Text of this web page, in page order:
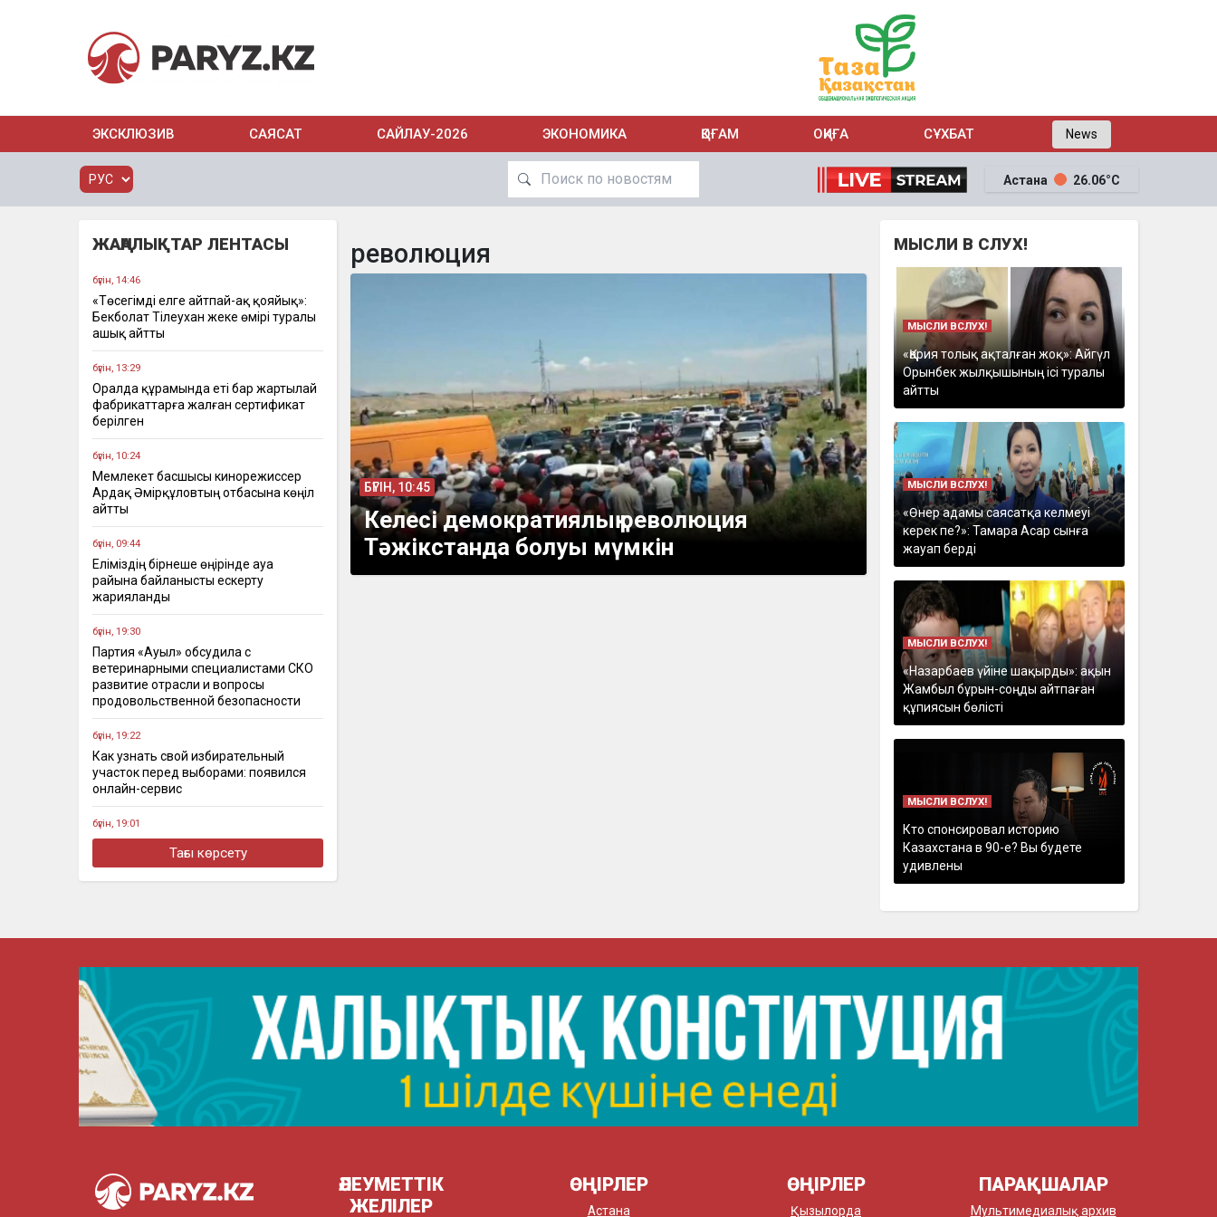
ЭКСКЛЮЗИВ САЯСАТ САЙЛАУ-2026 ЭКОНОМИКА ҚОҒАМ ОҚИҒА СҰХБАТ News
Астана 26.06°C
ЖАҢАЛЫҚТАР ЛЕНТАСЫ
бүгін, 14:46
«Төсегімді елге айтпай-ақ қояйық»:
Бекболат Тілеухан жеке өмірі туралы
ашық айтты
бүгін, 13:29
Оралда құрамында еті бар жартылай
фабрикаттарға жалған сертификат
берілген
бүгін, 10:24
Мемлекет басшысы кинорежиссер
Ардақ Әмірқұловтың отбасына көңіл
айтты
бүгін, 09:44
Еліміздің бірнеше өңірінде ауа
райына байланысты ескерту
жарияланды
бүгін, 19:30
Партия «Ауыл» обсудила с
ветеринарными специалистами СКО
развитие отрасли и вопросы
продовольственной безопасности
бүгін, 19:22
Как узнать свой избирательный
участок перед выборами: появился
онлайн-сервис
бүгін, 19:01
Қазақстан: мұнай мен мыс. Орталық
Азияны шын мәнінде кім ұстап тұр
бүгін, 18:10
волна сильной жары
бүгін, 17:28
Алматыда құрылысшыларды кәсіби
мерекесімен құттықтады
Тағы көрсету
революция
БҮГІН, 10:45
Келесі демократиялық революция
Тәжікстанда болуы мүмкін
МЫСЛИ В СЛУХ!
МЫСЛИ ВСЛУХ!
«Қария толық ақталған жоқ»: Айгүл
Орынбек жылқышының ісі туралы
айтты
МЫСЛИ ВСЛУХ!
«Өнер адамы саясатқа келмеуі
керек пе?»: Тамара Асар сынға
жауап берді
МЫСЛИ ВСЛУХ!
«Назарбаев үйіне шақырды»: ақын
Жамбыл бұрын-соңды айтпаған
құпиясын бөлісті
МЫСЛИ ВСЛУХ!
Кто спонсировал историю
Казахстана в 90-е? Вы будете
удивлены
ӘЛЕУМЕТТІК
ЖЕЛІЛЕР
ӨҢІРЛЕР
Астана
ӨҢІРЛЕР
Қызылорда
ПАРАҚШАЛАР
Мультимедиалық архив